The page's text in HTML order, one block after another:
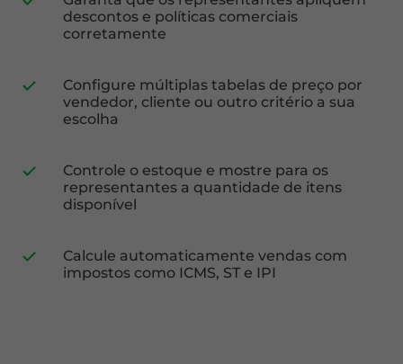
descontos e políticas comerciais
corretamente
Configure múltiplas tabelas de preço por
vendedor, cliente ou outro critério a sua
escolha
Controle o estoque e mostre para os
representantes a quantidade de itens
disponível
Calcule automaticamente vendas com
impostos como ICMS, ST e IPI